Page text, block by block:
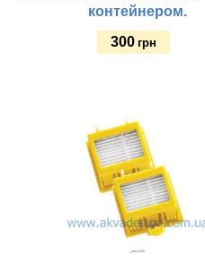
контейнером.
300 грн